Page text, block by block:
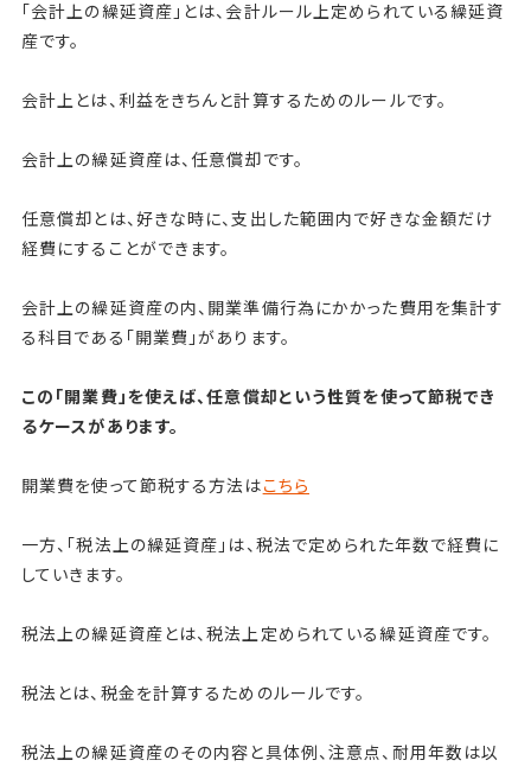
「会計上の繰延資産」とは、会計ルール上定められている繰延資
産です。
会計上とは、利益をきちんと計算するためのルールです。
会計上の繰延資産は、任意償却です。
任意償却とは、好きな時に、支出した範囲内で好きな金額だけ
経費にすることができます。
会計上の繰延資産の内、開業準備行為にかかった費用を集計す
る科目である「開業費」があります。
この「開業費」を使えば、任意償却という性質を使って節税でき
るケースがあります。
開業費を使って節税する方法はこちら
一方、「税法上の繰延資産」は、税法で定められた年数で経費に
していきます。
税法上の繰延資産とは、税法上定められている繰延資産です。
税法とは、税金を計算するためのルールです。
税法上の繰延資産のその内容と具体例、注意点、耐用年数は以